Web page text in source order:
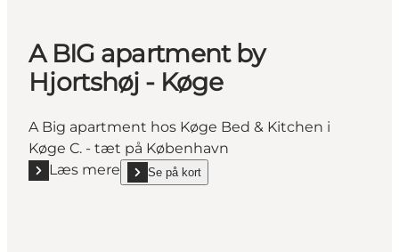
A BIG apartment by
Hjortshøj - Køge
A Big apartment hos Køge Bed & Kitchen i
Køge C. - tæt på København
Læs mere
Læs mere "A BIG apartment by Hjortshøj - Køge"
Se på kort
show A BIG apartment by Hjortshøj - Køge on_map